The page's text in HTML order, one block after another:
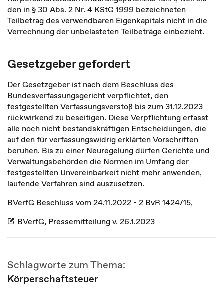
den in § 30 Abs. 2 Nr. 4 KStG 1999 bezeichneten
Teilbetrag des verwendbaren Eigenkapitals nicht in die
Verrechnung der unbelasteten Teilbeträge einbezieht.
Gesetzgeber gefordert
Der Gesetzgeber ist nach dem Beschluss des
Bundesverfassungsgericht verpflichtet, den
festgestellten Verfassungsverstoß bis zum 31.12.2023
rückwirkend zu beseitigen. Diese Verpflichtung erfasst
alle noch nicht bestandskräftigen Entscheidungen, die
auf den für verfassungswidrig erklärten Vorschriften
beruhen. Bis zu einer Neuregelung dürfen Gerichte und
Verwaltungsbehörden die Normen im Umfang der
festgestellten Unvereinbarkeit nicht mehr anwenden,
laufende Verfahren sind auszusetzen.
BVerfG Beschluss vom 24.11.2022 - 2 BvR 1424/15,
BVerfG, Pressemitteilung v. 26.1.2023
Schlagworte zum Thema:
Körperschaftsteuer